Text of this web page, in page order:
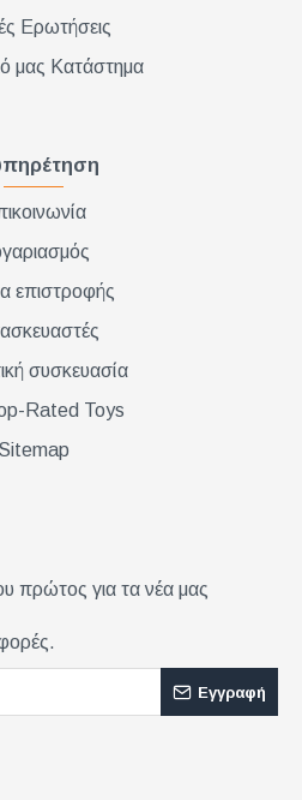
Ερωτήσεις
μας Κατάστημα
επιστροφής
συσκευασία
Rated Toys
Sitemap
πρώτος για τα νέα μας
Εγγραφή